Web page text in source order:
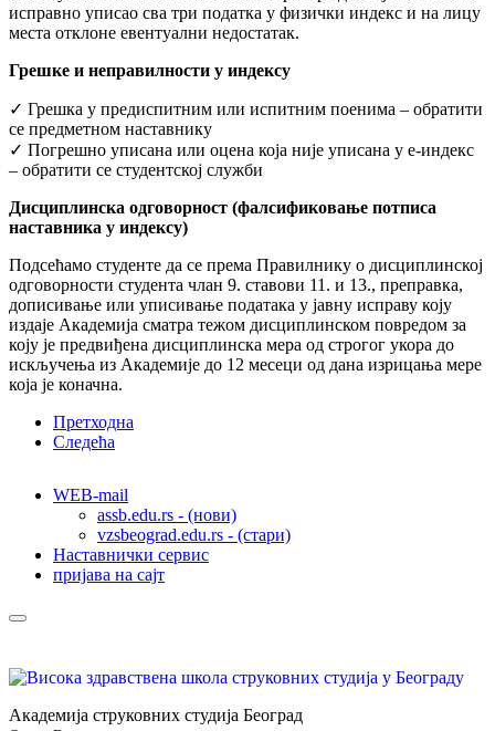
исправно уписао сва три податка у физички индекс и на лицу
места отклоне евентуални недостатак.
Грешке и неправилности у индексу
✓ Грешка у предиспитним или испитним поенима – обратити
се предметном наставнику
✓ Погрешно уписана или оцена која није уписана у е-индекс
– обратити се студентској служби
Дисциплинска одговорност (фалсификовање потписа
наставника у индексу)
Подсећамо студенте да се према Правилнику о дисциплинској
одговорности студента члан 9. ставови 11. и 13., преправка,
дописивање или уписивање података у јавну исправу коју
издаје Академија сматра тежом дисциплинском повредом за
коју је предвиђена дисциплинска мера од строгог укора до
искључења из Академије до 12 месеци од дана изрицања мере
која је коначна.
Претходна
Следећа
WEB-mail
assb.edu.rs - (нови)
vzsbeograd.edu.rs - (стари)
Наставнички сервис
пријава на сајт
Академија струковних студија Београд